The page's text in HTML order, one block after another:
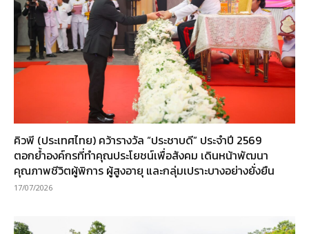
คิวพี (ประเทศไทย) คว้ารางวัล “ประชาบดี” ประจำปี 2569
ตอกย้ำองค์กรที่ทำคุณประโยชน์เพื่อสังคม เดินหน้าพัฒนา
คุณภาพชีวิตผู้พิการ ผู้สูงอายุ และกลุ่มเปราะบางอย่างยั่งยืน
17/07/2026